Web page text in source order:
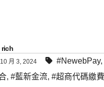
rich
10 月 3, 2024 #NewebPay,
, #藍新金流, #超商代碼繳費